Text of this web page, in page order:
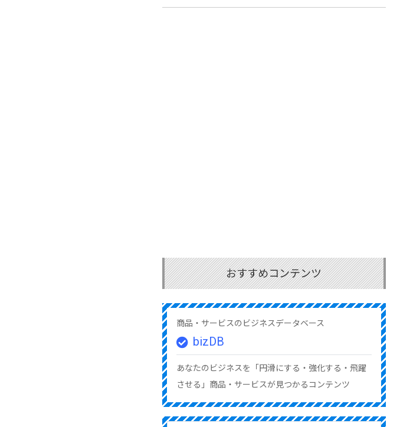
おすすめコンテンツ
商品・サービスのビジネスデータベース
bizDB
あなたのビジネスを「円滑にする・強化する・飛躍
させる」商品・サービスが見つかるコンテンツ